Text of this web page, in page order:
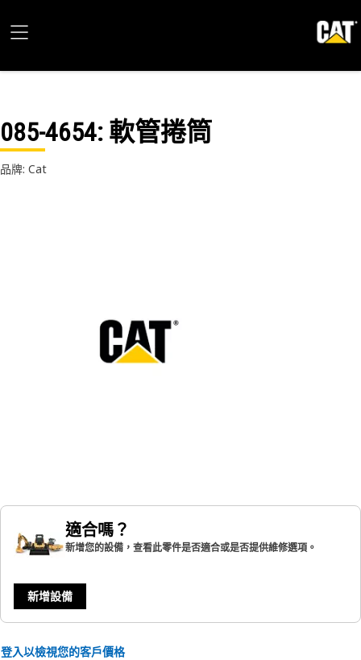
085-4654: 軟管捲筒
品牌: Cat
適合嗎？
新增您的設備，查看此零件是否適合或是否提供維修選項。
新增設備
登入以檢視您的客戶價格